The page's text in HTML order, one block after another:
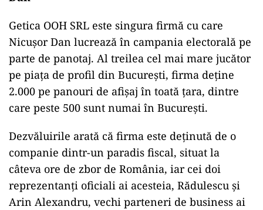
Getica OOH SRL este singura firmă cu care
Nicușor Dan lucrează în campania electorală pe
parte de panotaj. Al treilea cel mai mare jucător
pe piața de profil din București, firma deține
2.000 pe panouri de afișaj în toată țara, dintre
care peste 500 sunt numai în București.
Dezvăluirile arată că firma este deținută de o
companie dintr-un paradis fiscal, situat la
câteva ore de zbor de România, iar cei doi
reprezentanți oficiali ai acesteia, Rădulescu și
Arin Alexandru, vechi parteneri de business ai